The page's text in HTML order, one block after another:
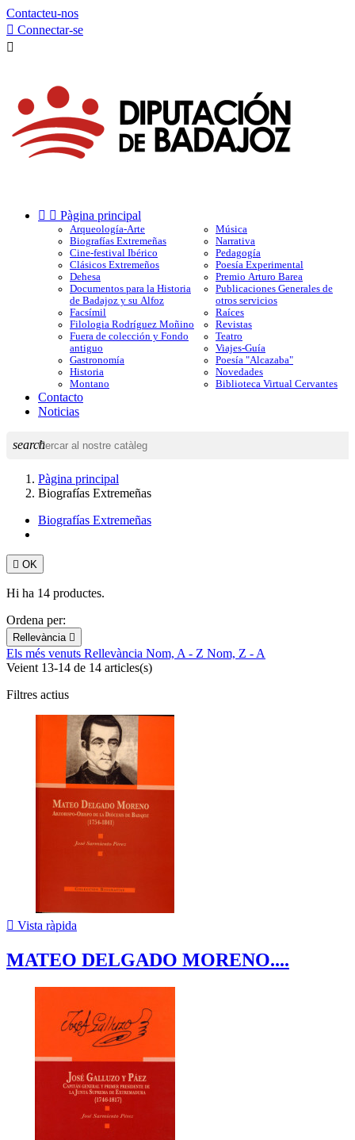
Contacteu-nos
 Connectar-se

  Pàgina principal
Arqueología-Arte
Biografías Extremeñas
Cine-festival Ibérico
Clásicos Extremeños
Dehesa
Documentos para la Historia
de Badajoz y su Alfoz
Facsímil
Filologia Rodríguez Moñino
Fuera de colección y Fondo
antiguo
Gastronomía
Historia
Montano
Música
Narrativa
Pedagogía
Poesía Experimental
Premio Arturo Barea
Publicaciones Generales de
otros servicios
Raíces
Revistas
Teatro
Viajes-Guía
Poesía "Alcazaba"
Novedades
Biblioteca Virtual Cervantes
Contacto
Noticias
search
Pàgina principal
Biografías Extremeñas
Biografías Extremeñas
 OK
Hi ha 14 productes.
Ordena per:
Rellevància 
Els més venuts Rellevància Nom, A - Z Nom, Z - A
Veient 13-14 de 14 articles(s)
Filtres actius
 Vista ràpida
MATEO DELGADO MORENO....